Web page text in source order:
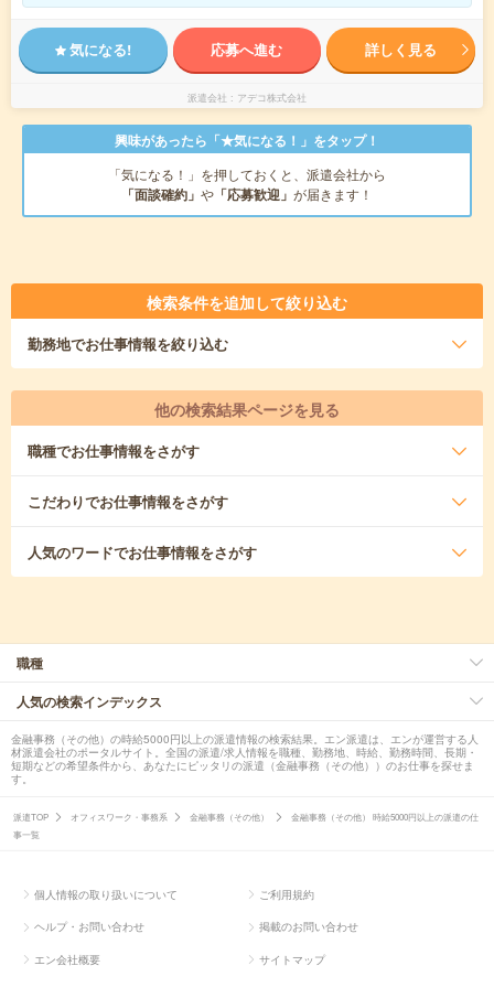
気になる! 応募へ進む 詳しく見る
派遣会社 アデコ株式会社
興味があったら「★気になる！」をタップ！
「気になる！」を押しておくと、派遣会社から
「面談確約」 や 「応募歓迎」 が届きます！
検索条件を追加して絞り込む
勤務地でお仕事情報を絞り込む
他の検索結果ページを見る
職種でお仕事情報をさがす
こだわりでお仕事情報をさがす
人気のワードでお仕事情報をさがす
職種
人気の検索インデックス
金融事務（その他）の時給5000円以上の派遣情報の検索結果。エン派遣は、エンが運営する人
材派遣会社のポータルサイト。全国の派遣/求人情報を職種、勤務地、時給、勤務時間、長期・
短期などの希望条件から、あなたにピッタリの派遣（金融事務（その他））のお仕事を探せま
す。
派遣TOP オフィスワーク・事務系 金融事務（その他）
金融事務（その他） 時給5000円以上の派遣の仕
事一覧
個人情報の取り扱いについて ご利用規約
ヘルプ・お問い合わせ 掲載のお問い合わせ
エン会社概要 サイトマップ